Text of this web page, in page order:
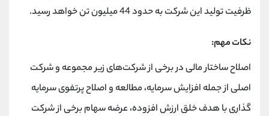
ظرفیت تولید این شرکت به حدود 44 میلیون تن خواهد رسید.
نکات مهم:
اصلاح ساختار مالی در برخی از شرکت‌های زیر مجموعه و شرکت
اصلی از جمله افزایش سرمایه، مطالعه و اصلاح پرتفوی سرمایه
گذاری با هدف خلق ارزش افزوده، عرضه سهام برخی از شرکت